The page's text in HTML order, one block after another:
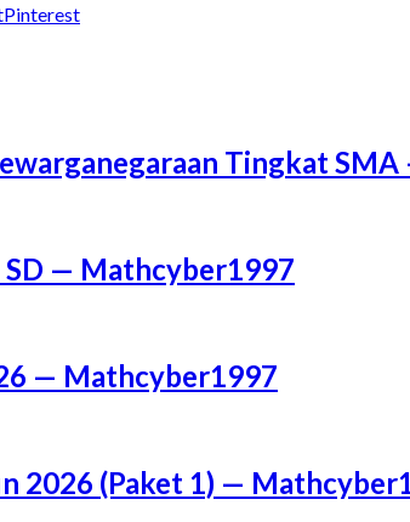
Pinterest
Tingkat
SD — Mathcyber1997
— Mathcyber1997
2026 (Paket 1) —